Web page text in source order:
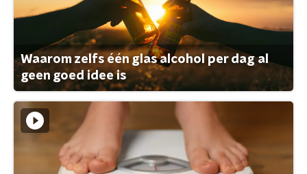
Waarom zelfs één glas alcohol per dag al
geen goed idee is